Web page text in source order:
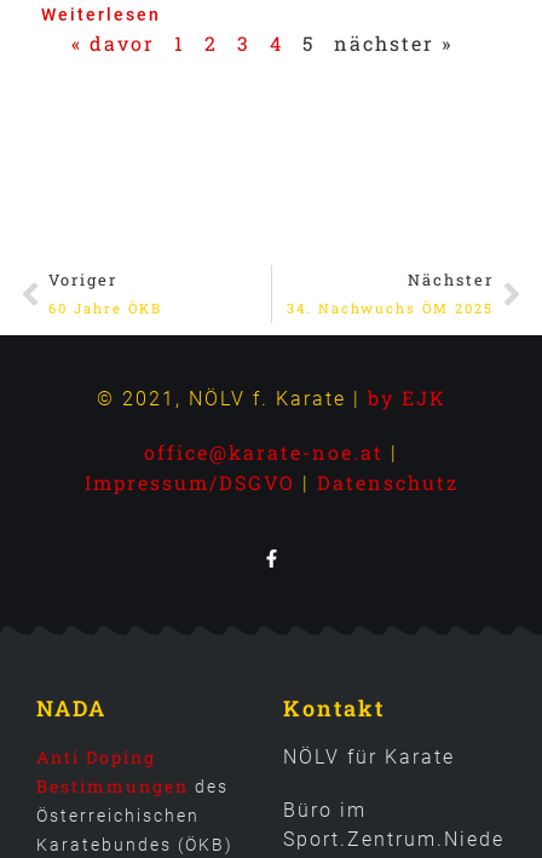
Weiterlesen
« davor 1 2 3 4 5 nächster »
Voriger
60 Jahre ÖKB
Nächster
34. Nachwuchs ÖM 2025
© 2021, NÖLV f. Karate | by EJK
office@karate-noe.at
Impressum/DSGVO Datenschutz
NADA
Anti Doping
Bestimmungen des
Österreichischen
Karatebundes (ÖKB)
Kontakt
NÖLV für Karate
Büro im
Sport.Zentrum.Niede